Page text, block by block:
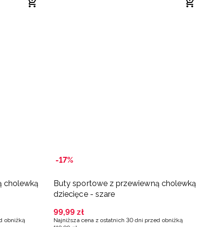
cholewką
obniżką
-17%
Buty sportowe z przewiewną cholewką
dziecięce - szare
99,99 zł
Najniższa cena z ostatnich 30 dni przed obniżką